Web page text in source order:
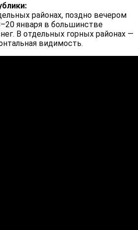
районах, поздно вечером
января в большинстве
В отдельных горных районах —
видимость.